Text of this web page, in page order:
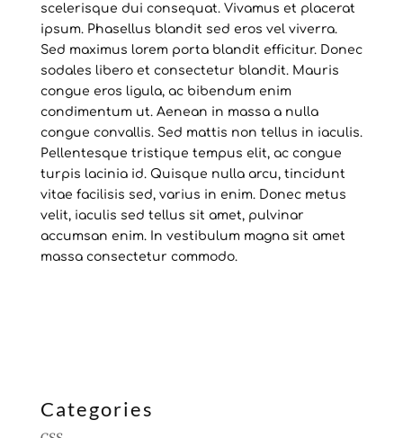
scelerisque dui consequat. Vivamus et placerat
ipsum. Phasellus blandit sed eros vel viverra.
Sed maximus lorem porta blandit efficitur. Donec
sodales libero et consectetur blandit. Mauris
congue eros ligula, ac bibendum enim
condimentum ut. Aenean in massa a nulla
congue convallis. Sed mattis non tellus in iaculis.
Pellentesque tristique tempus elit, ac congue
turpis lacinia id. Quisque nulla arcu, tincidunt
vitae facilisis sed, varius in enim. Donec metus
velit, iaculis sed tellus sit amet, pulvinar
accumsan enim. In vestibulum magna sit amet
massa consectetur commodo.
Categories